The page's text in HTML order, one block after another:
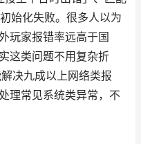
始化失败。很多人以为
玩家报错率远高于国
这类问题不用复杂折
决九成以上网络类报
理常见系统类异常，不